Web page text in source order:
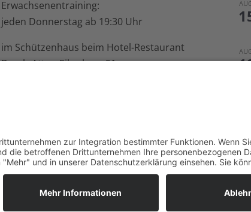
Erwachsenentraining:
jeden Donnerstag ab 19:30 Uhr
im Schützenhaus beim Hotel-Restaurant
Busch-Atter, Eikesberg 51